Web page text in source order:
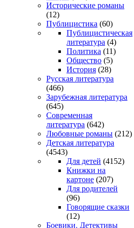
Исторические романы
(12)
Публицистика (60)
Публицистическая
литература (4)
Политика (11)
Общество (5)
История (28)
Русская литература
(466)
Зарубежная литература
(645)
Современная
литература (642)
Любовные романы (212)
Детская литература
(4543)
Для детей (4152)
Книжки на
картоне (207)
Для родителей
(96)
Говорящие сказки
(12)
Боевики. Детективы